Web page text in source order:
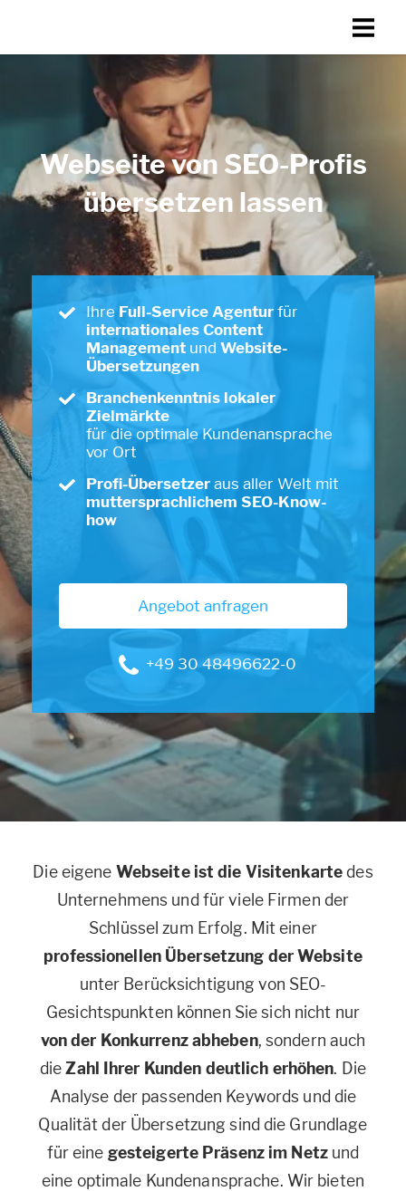
Webseite von SEO-Profis
übersetzen lassen
Ihre Full-Service Agentur für
internationales Content
Management und Website-
Übersetzungen
Branchenkenntnis lokaler
Zielmärkte
für die optimale Kundenansprache
vor Ort
Profi-Übersetzer aus aller Welt mit
muttersprachlichem SEO-Know-
how
Angebot anfragen
+49 30 48496622-0
Die eigene Webseite ist die Visitenkartedes
Unternehmens und für viele Firmen der
Schlüssel zum Erfolg. Mit einer
professionellen Übersetzung der Website
unter Berücksichtigung von SEO-
Gesichtspunkten können Sie sich nicht nur
von der Konkurrenz abheben, sondern auch
dieZahl Ihrer Kunden deutlich erhöhen. Die
Analyse der passenden Keywords und die
Qualität der Übersetzung sind die Grundlage
für eine gesteigerte Präsenz im Netzund
eine optimale Kundenansprache. Wir bieten